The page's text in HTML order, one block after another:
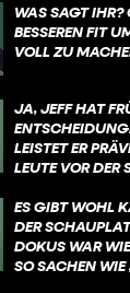
WAS SAGT IHR?
BESSEREN FIT
VOLL ZU
JA, JEFF HAT
LEISTET ER
LEUTE VOR DER
ES GIBT WOHL
DER
DOKUS WAR
SO SACHEN